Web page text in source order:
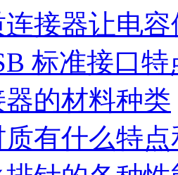
接器让电
标准接口特
的材料种类
有什么特